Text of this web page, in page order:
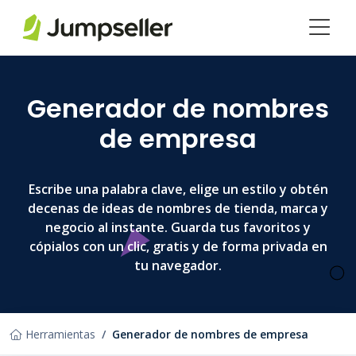
Generador de nombres
de empresa
Escribe una palabra clave, elige un estilo y obtén
decenas de ideas de nombres de tienda, marca y
negocio al instante. Guarda tus favoritos y
cópialos con un clic, gratis y de forma privada en
tu navegador.
Herramientas Generador de nombres de empresa